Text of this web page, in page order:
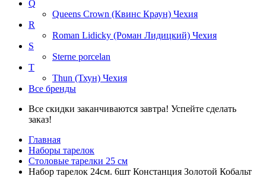
Q
Queens Crown (Квинс Краун) Чехия
R
Roman Lidicky (Роман Лидицкий) Чехия
S
Sterne porcelan
T
Thun (Тхун) Чехия
Все бренды
Все скидки заканчиваются завтра! Успейте сделать
заказ!
Главная
Наборы тарелок
Столовые тарелки 25 см
Набор тарелок 24см. 6шт Констанция Золотой Кобальт